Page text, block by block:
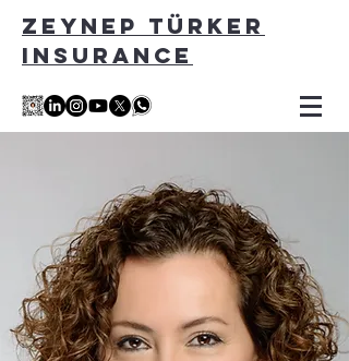
ZEYNEP TÜRKER
INSURANCE